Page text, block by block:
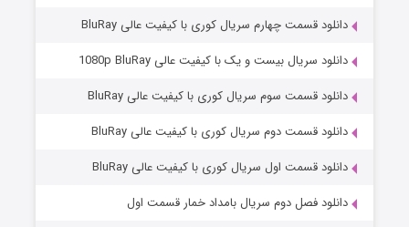
مردگان متحرک: شهر مرده ۳
قسمت۲ (زیرنویس) منتشر شد
دانلود قسمت چهارم سریال کوری با کیفیت عالی BluRay
دانلود سریال بیست و یک با کیفیت عالی 1080p BluRay
دانلود قسمت سوم سریال کوری با کیفیت عالی BluRay
دانلود قسمت دوم سریال کوری با کیفیت عالی BluRay
دانلود قسمت اول سریال کوری با کیفیت عالی BluRay
دانلود فصل دوم سریال بامداد خمار قسمت اول